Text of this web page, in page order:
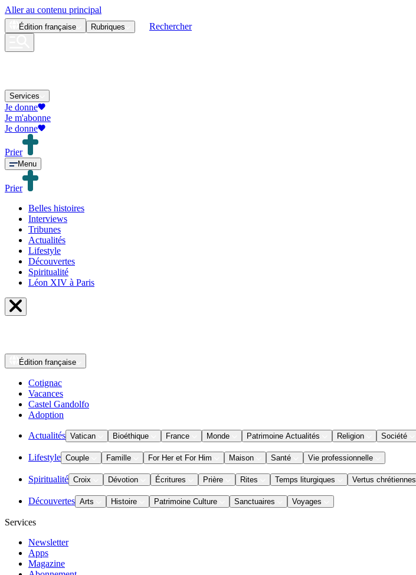
Aller au contenu principal
Édition française Rubriques Rechercher
Services
Je donne
Je m'abonne
Je donne
Prier
Menu
Prier
Belles histoires
Interviews
Tribunes
Actualités
Lifestyle
Découvertes
Spiritualité
Léon XIV à Paris
Édition française
Cotignac
Vacances
Castel Gandolfo
Adoption
Actualités Vatican Bioéthique France Monde Patrimoine Actualités Religion Société
Lifestyle Couple Famille For Her et For Him Maison Santé Vie professionnelle
Spiritualité Croix Dévotion Écritures Prière Rites Temps liturgiques Vertus chrétiennes
Découvertes Arts Histoire Patrimoine Culture Sanctuaires Voyages
Services
Newsletter
Apps
Magazine